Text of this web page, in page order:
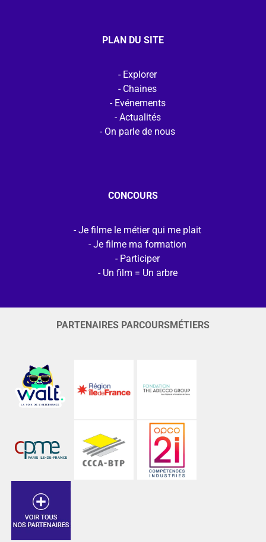
PLAN DU SITE
Explorer
Chaines
Evénements
Actualités
On parle de nous
CONCOURS
Je filme le métier qui me plait
Je filme ma formation
Participer
Un film = Un arbre
PARTENAIRES PARCOURSMÉTIERS